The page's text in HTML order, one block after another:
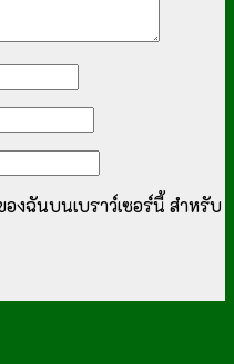
งฉันบนเบราว์เซอร์นี้ สำหรับ